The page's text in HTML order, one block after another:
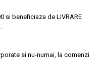
si beneficiaza de LIVRARE
si nu-numai, la comenzi